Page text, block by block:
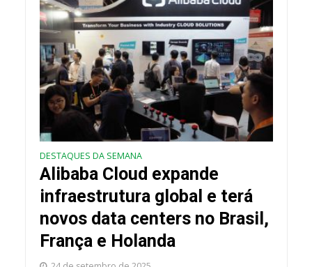
DESTAQUES DA SEMANA
Alibaba Cloud expande
infraestrutura global e terá
novos data centers no Brasil,
França e Holanda